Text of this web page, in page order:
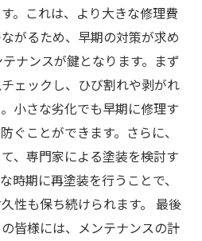
。これは、より大きな修理費
がるため、早期の対策が求め
ナンスが鍵となります。まず
ェックし、ひび割れや剥がれ
小さな劣化でも早期に修理す
ぐことができます。さらに、
、専門家による塗装を検討す
時期に再塗装を行うことで、
性も保ち続けられます。 最後
皆様には、メンテナンスの計